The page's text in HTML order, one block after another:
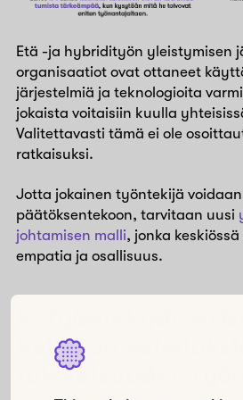
Etä -ja hybridityön yleistymisen
organisaatiot ovat ottaneet
järjestelmiä ja teknologioita
jokaista voitaisiin kuulla
Valitettavasti tämä ei ole
ratkaisuksi.
Jotta jokainen työntekijä
päätöksentekoon, tarvitaan uusi
johtamisen malli, jonka
empatia ja osallisuus.
heillä on
tulevaisuuden